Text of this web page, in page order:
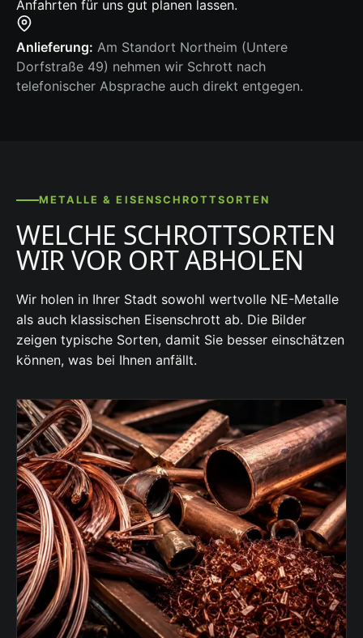
Anfahrten für uns gut planen lassen.
Anlieferung: Am Standort Northeim (Untere
Dorfstraße 49) nehmen wir Schrott nach
telefonischer Absprache auch direkt entgegen.
METALLE & EISENSCHROTTSORTEN
WELCHE SCHROTTSORTEN
WIR VOR ORT ABHOLEN
Wir holen in Ihrer Stadt sowohl wertvolle NE-Metalle
als auch klassischen Eisenschrott ab. Die Bilder
zeigen typische Sorten, damit Sie besser einschätzen
können, was bei Ihnen anfällt.